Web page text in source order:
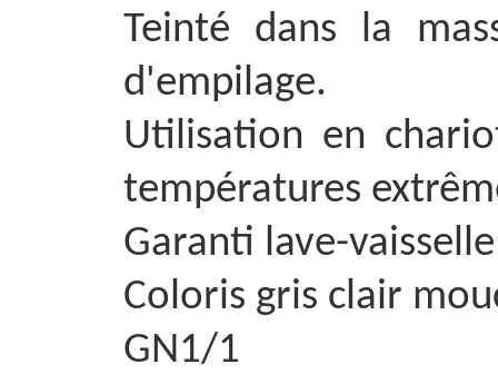
Teinté dans la
d'empilage.
Utilisation en
températures
Garanti lave-
Coloris gris clair
GN1/1